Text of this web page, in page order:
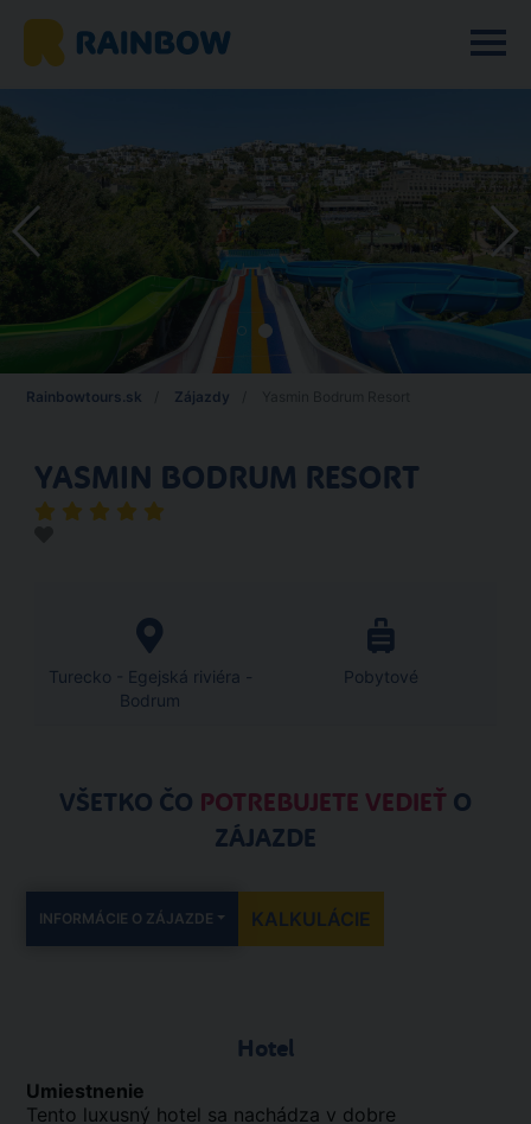
Rainbowtours.sk Zájazdy
YASMIN BODRUM RESORT
Turecko - Egejská riviéra -
Bodrum
Pobytové
VŠETKO ČO POTREBUJETE VEDIEŤ O
ZÁJAZDE
INFORMÁCIE O ZÁJAZDE KALKULÁCIE
Hotel
Umiestnenie
Tento luxusný hotel sa nachádza v dobre